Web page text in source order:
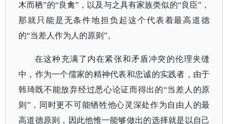
木而栖”的“良禽”，以及与之具有家族类似的“良臣”，
那就只能是无条件地担负起这个代表着最高道德
的“当差人作为人的原则”。
在这种充满了内在紧张和矛盾冲突的伦理夹缝
中，作为一个儒家的精神代表和忠诚的实践者，由于
韩琦既不能放弃经过悉心论证而得出的“当差人的原
则”，同时更不可能牺牲他心灵深处作为自由人的最
高道德原则，因此他惟一能够做出的选择就是以自己